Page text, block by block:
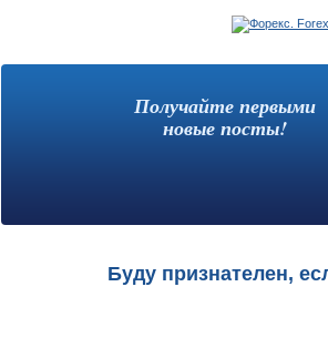
Получайте первыми
новые посты!
Буду признателен,